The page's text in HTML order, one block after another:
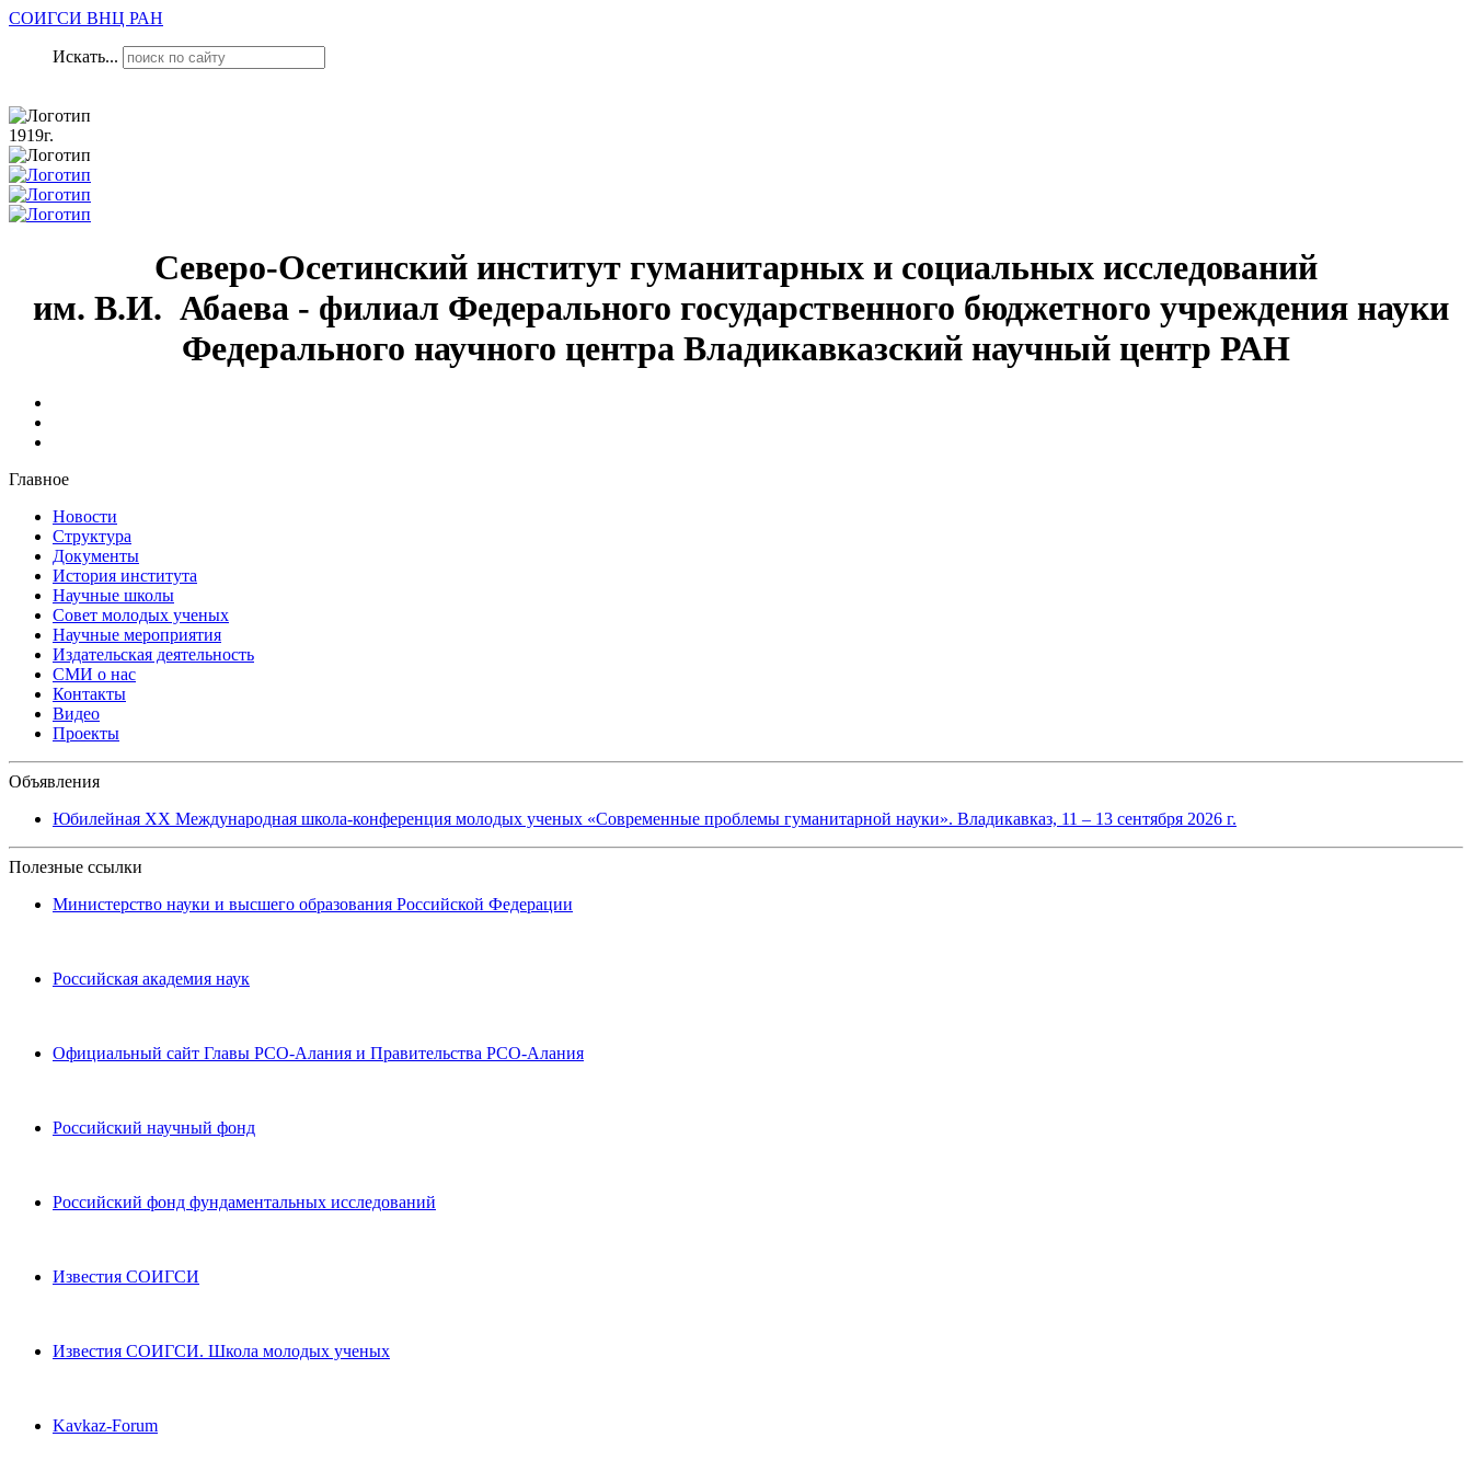
СОИГСИ ВНЦ РАН
Искать...
1919г.
Северо-Осетинский институт гуманитарных и социальных исследований
им. В.И. Абаева - филиал Федерального государственного бюджетного учреждения науки
Федерального научного центра Владикавказский научный центр РАН
Главное
Новости
Структура
Документы
История института
Научные школы
Совет молодых ученых
Научные мероприятия
Издательская деятельность
СМИ о нас
Контакты
Видео
Проекты
Объявления
Юбилейная XХ Международная школа-конференция молодых ученых «Современные проблемы гуманитарной науки». Владикавказ, 11 – 13 сентября 2026 г.
Полезные ссылки
Министерство науки и высшего образования Российской Федерации
Российская академия наук
Официальный сайт Главы РСО-Алания и Правительства РСО-Алания
Российский научный фонд
Российский фонд фундаментальных исследований
Известия СОИГСИ
Известия СОИГСИ. Школа молодых ученых
Kavkaz-Forum